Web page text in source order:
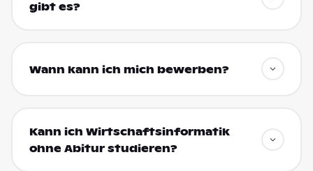
gibt es?
Wann kann ich mich bewerben?
Kann ich Wirtschaftsinformatik
ohne Abitur studieren?